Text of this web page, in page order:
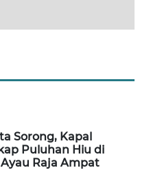
Sorong, Kapal
Puluhan Hiu di
Raja Ampat